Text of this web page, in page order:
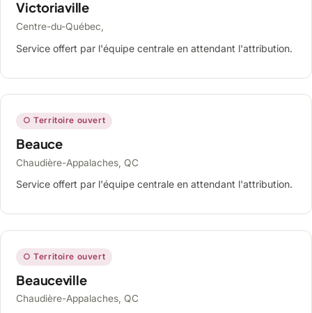
Victoriaville
Centre-du-Québec,
Service offert par l'équipe centrale en attendant l'attribution.
○ Territoire ouvert
Beauce
Chaudière-Appalaches, QC
Service offert par l'équipe centrale en attendant l'attribution.
○ Territoire ouvert
Beauceville
Chaudière-Appalaches, QC